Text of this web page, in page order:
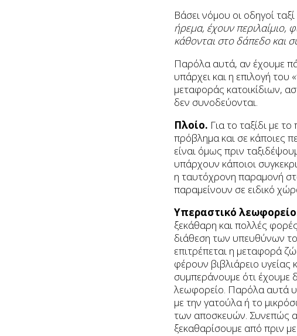
Βάσει νόμου οι οδηγοί
ήρεμα, έχουν περιλαίμιο,
κάθονται στο δάπεδο και
Παρόλα αυτά, αν έχουμε
υπάρχει και η επιλογή
μεταφοράς κατοικίδιων,
δεν συνοδεύονται.
Πλοίο. Για το ταξίδι με
πρόβλημα και σε κάποιες
είναι όμως πριν
υπάρχουν κάποιοι
η ταυτόχρονη παραμονή
παραμείνουν σε ειδικό
Υπεραστικό λεωφορείο
ξεκάθαρη και πολλές
διάθεση των υπευθύνων
επιτρέπεται η μεταφορά
φέρουν βιβλιάρειο
συμπεράνουμε ότι έχουμε
λεωφορείο. Παρόλα αυτά
με την γατούλα ή το
των αποσκευών. Συνεπώς
ξεκαθαρίσουμε από πριν